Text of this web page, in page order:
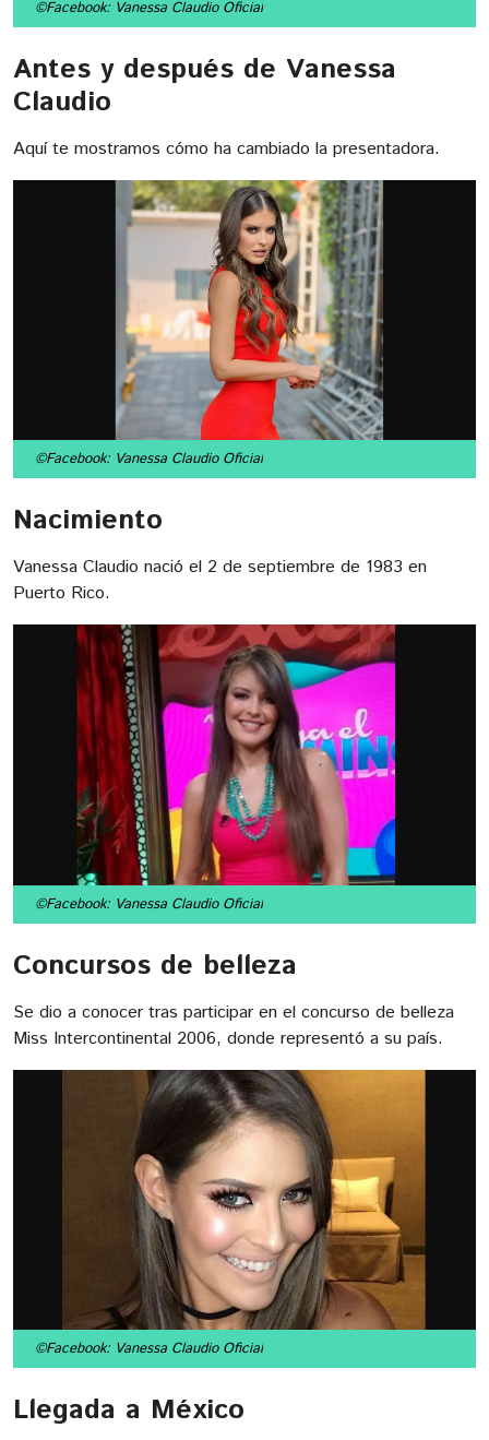
©Facebook: Vanessa Claudio Oficial
Antes y después de Vanessa
Claudio
Aquí te mostramos cómo ha cambiado la presentadora.
©Facebook: Vanessa Claudio Oficial
Nacimiento
Vanessa Claudio nació el 2 de septiembre de 1983 en
Puerto Rico.
©Facebook: Vanessa Claudio Oficial
Concursos de belleza
Se dio a conocer tras participar en el concurso de belleza
Miss Intercontinental 2006, donde representó a su país.
©Facebook: Vanessa Claudio Oficial
Llegada a México